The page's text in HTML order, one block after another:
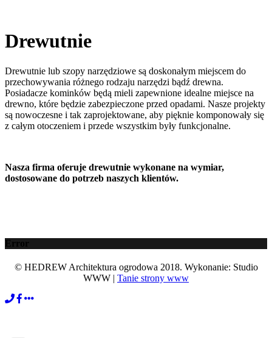
Drewutnie
Drewutnie lub szopy narzędziowe są doskonałym miejscem do
przechowywania różnego rodzaju narzędzi bądź drewna.
Posiadacze kominków będą mieli zapewnione idealne miejsce na
drewno, które będzie zabezpieczone przed opadami. Nasze projekty
są nowoczesne i tak zaprojektowane, aby pięknie komponowały się
z całym otoczeniem i przede wszystkim były funkcjonalne.
Nasza firma oferuje drewutnie wykonane na wymiar,
dostosowane do potrzeb naszych klientów.
Error
© HEDREW Architektura ogrodowa 2018. Wykonanie: Studio
WWW | Tanie strony www